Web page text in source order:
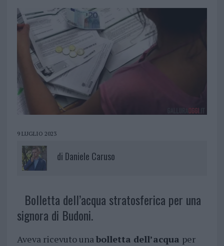
9 LUGLIO 2023
di Daniele Caruso
Bolletta dell’acqua stratosferica per una
signora di Budoni.
Aveva ricevuto unabolletta dell’acqua per